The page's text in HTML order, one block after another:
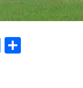
T
w